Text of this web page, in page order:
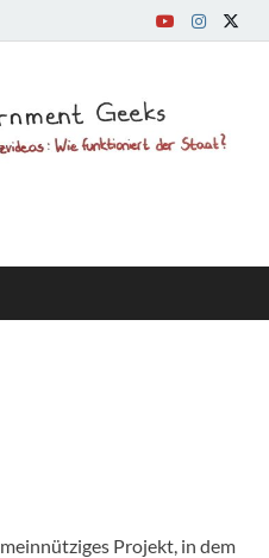
Projekt, in dem